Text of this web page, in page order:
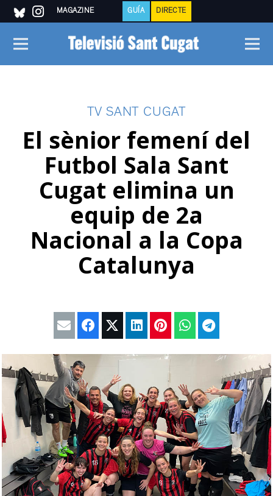
MAGAZINE GUÍA DIRECTE
TV SANT CUGAT
El sènior femení del
Futbol Sala Sant
Cugat elimina un
equip de 2a
Nacional a la Copa
Catalunya